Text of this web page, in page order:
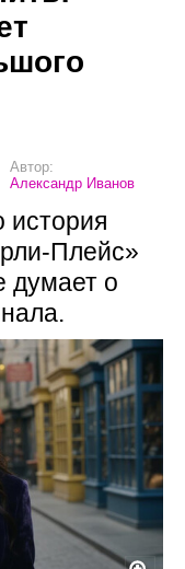
Автор:
Александр Иванов
история
Плейс»
думает о